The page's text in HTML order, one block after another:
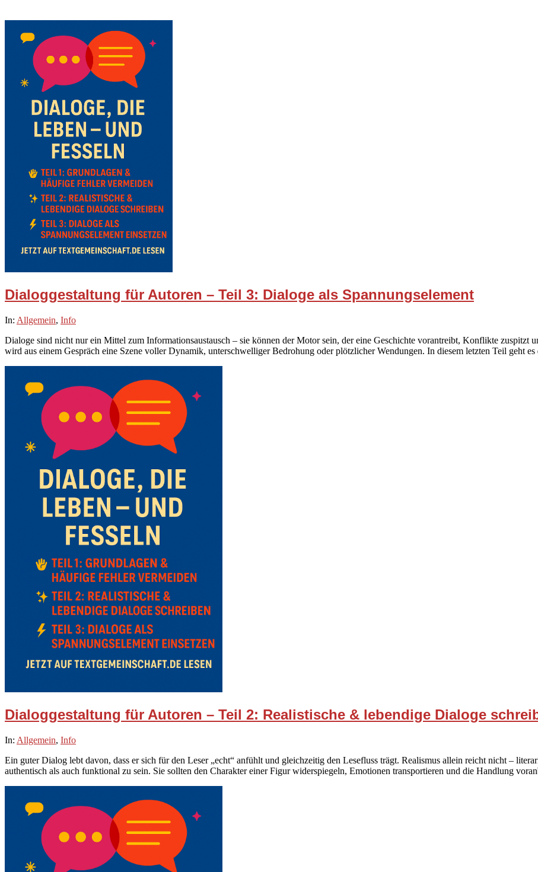
Dialoggestaltung für Autoren – Teil 3: Dialoge als Spannungselement
2025-
23
In: Allgemein, Info
Dialoge sind nicht nur ein Mittel zum Informationsaustausch – sie können der Motor sein, der eine Geschichte vorantreibt, Konflikte zuspitzt
wird aus einem Gespräch eine Szene voller Dynamik, unterschwelliger Bedrohung oder plötzlicher Wendungen. In diesem letzten Teil geht es
Dialoggestaltung für Autoren – Teil 2: Realistische & lebendige Dialoge
2025-
20
In: Allgemein, Info
Ein guter Dialog lebt davon, dass er sich für den Leser „echt“ anfühlt und gleichzeitig den Lesefluss trägt. Realismus allein reicht nicht –
authentisch als auch funktional zu sein. Sie sollten den Charakter einer Figur widerspiegeln, Emotionen transportieren und die Handlung